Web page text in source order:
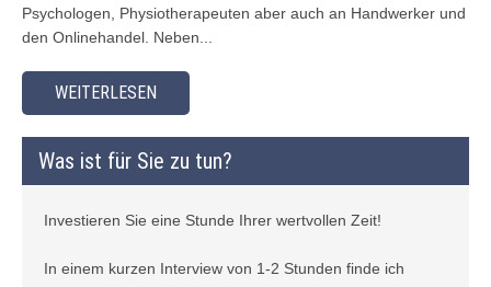
Psychologen, Physiotherapeuten aber auch an Handwerker und
den Onlinehandel. Neben...
WEITERLESEN
Was ist für Sie zu tun?
Investieren Sie eine Stunde Ihrer wertvollen Zeit!
In einem kurzen Interview von 1-2 Stunden finde ich